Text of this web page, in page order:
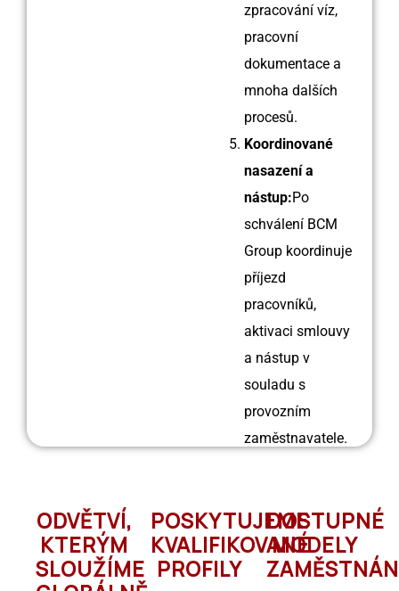
zpracování víz,
pracovní
dokumentace a
mnoha dalších
procesů.
Koordinované
nasazení a
nástup:Po
schválení BCM
Group koordinuje
příjezd
pracovníků,
aktivaci smlouvy
a nástup v
souladu s
provozním
zaměstnavatele.
ODVĚTVÍ,
KTERÝM
SLOUŽÍME
POSKYTUJEME
KVALIFIKOVANÉ
PROFILY
DOSTUPNÉ
MODELY